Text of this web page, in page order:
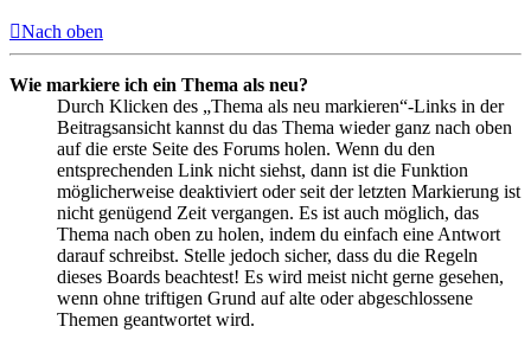
Nach oben
Wie markiere ich ein Thema als neu?
Durch Klicken des „Thema als neu markieren“-Links in der
Beitragsansicht kannst du das Thema wieder ganz nach oben
auf die erste Seite des Forums holen. Wenn du den
entsprechenden Link nicht siehst, dann ist die Funktion
möglicherweise deaktiviert oder seit der letzten Markierung ist
nicht genügend Zeit vergangen. Es ist auch möglich, das
Thema nach oben zu holen, indem du einfach eine Antwort
darauf schreibst. Stelle jedoch sicher, dass du die Regeln
dieses Boards beachtest! Es wird meist nicht gerne gesehen,
wenn ohne triftigen Grund auf alte oder abgeschlossene
Themen geantwortet wird.